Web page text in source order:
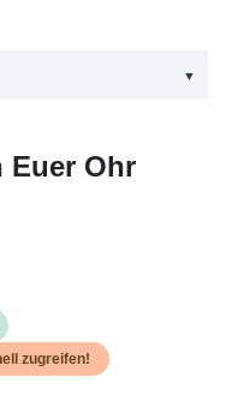
▼
Euer Ohr
zugreifen!